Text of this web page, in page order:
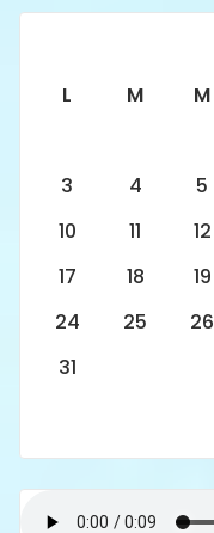
L
M M
3
4 5
10
11 12
17
18 19
24
25 26
31